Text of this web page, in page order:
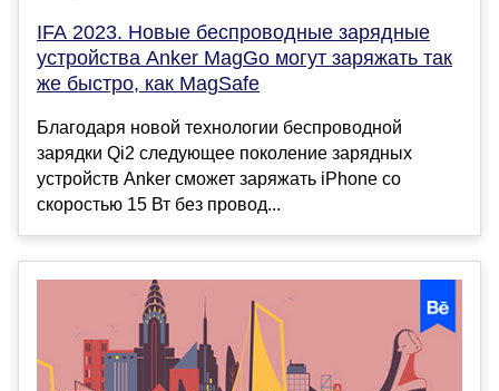
IFA 2023. Новые беспроводные зарядные
устройства Anker MagGo могут заряжать так
же быстро, как MagSafe
Благодаря новой технологии беспроводной
зарядки Qi2 следующее поколение зарядных
устройств Anker сможет заряжать iPhone со
скоростью 15 Вт без провод...